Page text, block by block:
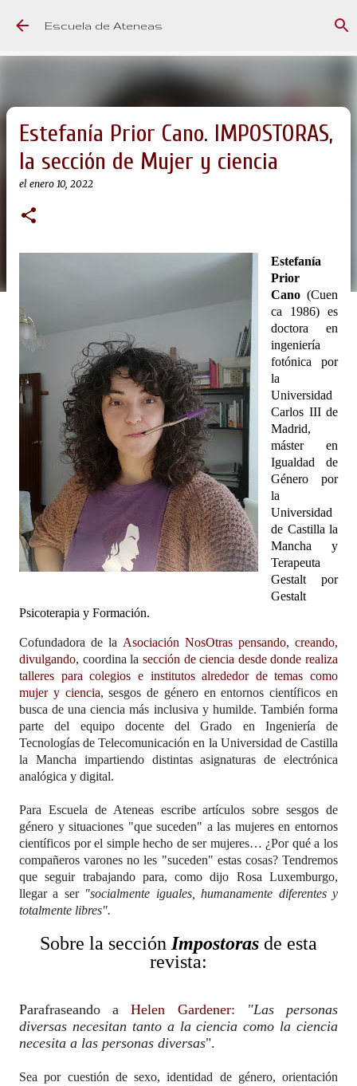
Ir al contenido principal
Escuela de Ateneas
Estefanía Prior Cano. IMPOSTORAS,
la sección de Mujer y ciencia
el enero 10, 2022
Estefanía
Prior
Cano (Cuen
ca 1986) es
doctora en
ingeniería
fotónica por
la
Universidad
Carlos III de
Madrid,
máster en
Igualdad de
Género por
la
Universidad
de Castilla la
Mancha y
Terapeuta
Gestalt por
Gestalt
Psicoterapia y Formación.
Cofundadora de la Asociación NosOtras pensando, creando,
divulgando, coordina la sección de ciencia desde donde realiza
talleres para colegios e institutos alrededor de temas como
mujer y ciencia, sesgos de género en entornos científicos en
busca de una ciencia más inclusiva y humilde. También forma
parte del equipo docente del Grado en Ingeniería de
Tecnologías de Telecomunicación en la Universidad de Castilla
la Mancha impartiendo distintas asignaturas de electrónica
analógica y digital.
Para Escuela de Ateneas escribe artículos sobre sesgos de
género y situaciones "que suceden" a las mujeres en entornos
científicos por el simple hecho de ser mujeres… ¿Por qué a los
compañeros varones no les "suceden" estas cosas? Tendremos
que seguir trabajando para, como dijo Rosa Luxemburgo,
llegar a ser "socialmente iguales, humanamente diferentes y
totalmente libres".
Sobre la sección Impostoras de esta
revista:
Parafraseando aHelen Gardener:
"Las personas
diversas necesitan tanto a la ciencia como la ciencia
necesita a las personas diversas".
Sea por cuestión de sexo, identidad de género, orientación